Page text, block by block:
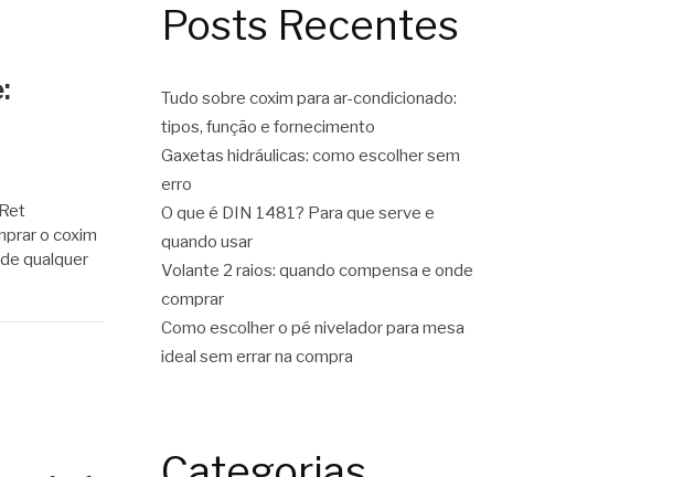
o coxim
qualquer
Posts Recentes
Tudo sobre coxim para ar-condicionado:
tipos, função e fornecimento
Gaxetas hidráulicas: como escolher sem
erro
O que é DIN 1481? Para que serve e
quando usar
Volante 2 raios: quando compensa e onde
comprar
Como escolher o pé nivelador para mesa
ideal sem errar na compra